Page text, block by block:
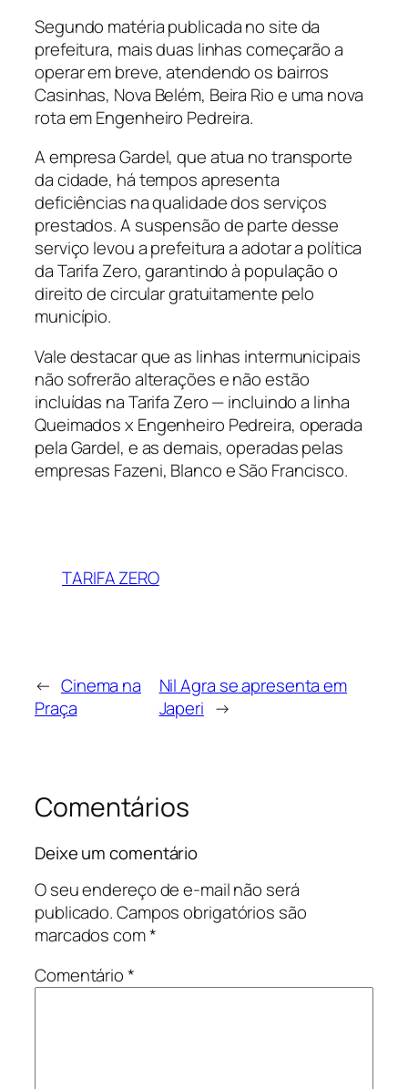
Segundo matéria publicada no site da
prefeitura, mais duas linhas começarão a
operar em breve, atendendo os bairros
Casinhas, Nova Belém, Beira Rio e uma nova
rota em Engenheiro Pedreira.
A empresa Gardel, que atua no transporte
da cidade, há tempos apresenta
deficiências na qualidade dos serviços
prestados. A suspensão de parte desse
serviço levou a prefeitura a adotar a política
da Tarifa Zero, garantindo à população o
direito de circular gratuitamente pelo
município.
Vale destacar que as linhas intermunicipais
não sofrerão alterações e não estão
incluídas na Tarifa Zero — incluindo a linha
Queimados x Engenheiro Pedreira, operada
pela Gardel, e as demais, operadas pelas
empresas Fazeni, Blanco e São Francisco.
TARIFA ZERO
← Cinema na
Praça
Nil Agra se apresenta em
Japeri →
Comentários
Deixe um comentário
O seu endereço de e-mail não será
publicado.Campos obrigatórios são
marcados com*
Comentário*